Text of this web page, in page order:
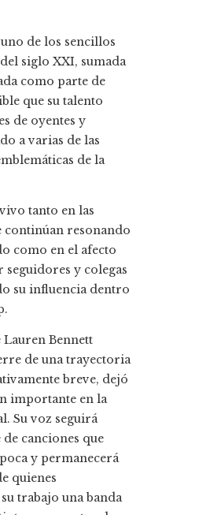
de los sencillos
siglo XXI, sumada
como parte de
que su talento
de oyentes y
a varias de las
de la
tanto en las
continúan resonando
como en el afecto
y colegas
su influencia dentro
Lauren Bennett
de una trayectoria
breve, dejó
importante en la
Su voz seguirá
canciones que
y permanecerá
quienes
trabajo una banda